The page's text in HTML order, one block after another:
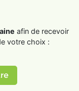
afin de recevoir
votre choix :